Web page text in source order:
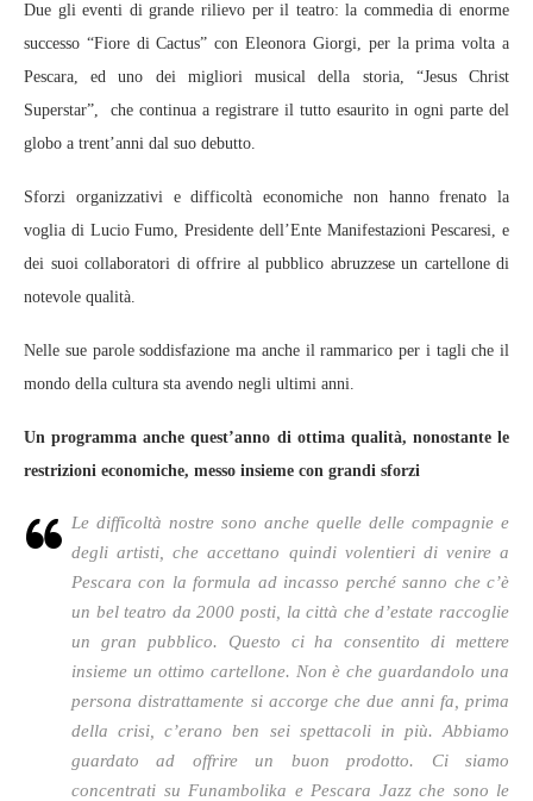
Due gli eventi di grande rilievo per il teatro: la commedia di enorme
successo “Fiore di Cactus” con Eleonora Giorgi, per la prima volta a
Pescara, ed uno dei migliori musical della storia, “Jesus Christ
Superstar”, che continua a registrare il tutto esaurito in ogni parte del
globo a trent’anni dal suo debutto.
Sforzi organizzativi e difficoltà economiche non hanno frenato la
voglia di Lucio Fumo, Presidente dell’Ente Manifestazioni Pescaresi, e
dei suoi collaboratori di offrire al pubblico abruzzese un cartellone di
notevole qualità.
Nelle sue parole soddisfazione ma anche il rammarico per i tagli che il
mondo della cultura sta avendo negli ultimi anni.
Un programma anche quest’anno di ottima qualità, nonostante le
restrizioni economiche, messo insieme con grandi sforzi
Le difficoltà nostre sono anche quelle delle compagnie e
degli artisti, che accettano quindi volentieri di venire a
Pescara con la formula ad incasso perché sanno che c’è
un bel teatro da 2000 posti, la città che d’estate raccoglie
un gran pubblico. Questo ci ha consentito di mettere
insieme un ottimo cartellone. Non è che guardandolo una
persona distrattamente si accorge che due anni fa, prima
della crisi, c’erano ben sei spettacoli in più. Abbiamo
guardato ad offrire un buon prodotto. Ci siamo
concentrati su Funambolika e Pescara Jazz che sono le